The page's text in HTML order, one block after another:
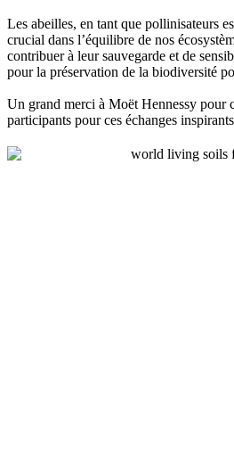
Les abeilles, en tant que pollinisateurs
crucial dans l’équilibre de nos
contribuer à leur sauvegarde et de
pour la préservation de la biodiversité
Un grand merci à Moët Hennessy pour
participants pour ces échanges